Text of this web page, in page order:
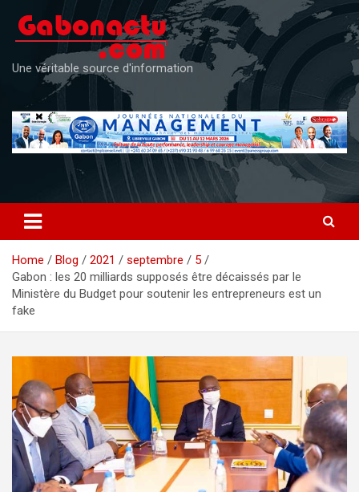
content
Une véritable source d'information
Home Blog 2021 septembre
5
Gabon : les 20 milliards supposés être décaissés par le
Ministère du Budget pour soutenir les entrepreneurs est un
fake